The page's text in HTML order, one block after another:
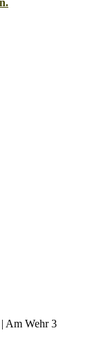
Am Wehr 3